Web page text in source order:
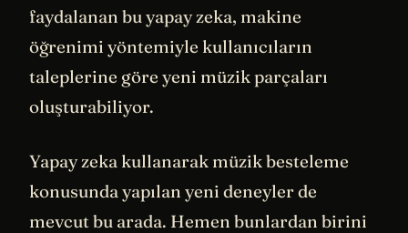
faydalanan bu yapay zeka, makine
öğrenimi yöntemiyle kullanıcıların
taleplerine göre yeni müzik parçaları
oluşturabiliyor.
Yapay zeka kullanarak müzik besteleme
konusunda yapılan yeni deneyler de
mevcut bu arada. Hemen bunlardan birini